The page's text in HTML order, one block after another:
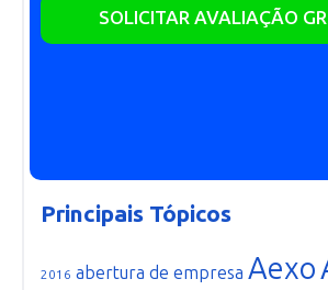
SOLICITAR AVALIAÇÃO
Principais Tópicos
2016 abertura de empresa Aexo